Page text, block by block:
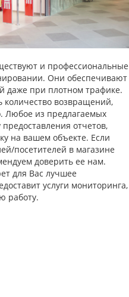
и профессиональные
Они обеспечивают
даже при плотном трафике.
возвращений,
Любое из предлагаемых
отчетов,
на вашем объекте. Если
посетителей в магазине
доверить ее нам.
для Вас лучшее
услуги мониторинга,
работу.